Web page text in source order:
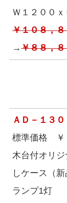
Ｗ１２００
￥１０８，
→￥８８，
ＡＤ－１３
標準価格 ￥
木台付オリ
しケース（
ランプ1灯